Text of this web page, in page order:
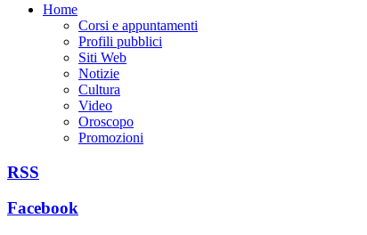
Home
Corsi e appuntamenti
Profili pubblici
Siti Web
Notizie
Cultura
Video
Oroscopo
Promozioni
RSS
Facebook